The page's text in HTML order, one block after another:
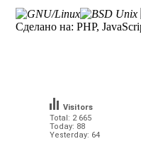
Сделано на: PHP,
Total: 2 665
Today: 88
Yesterday: 64
Visitors